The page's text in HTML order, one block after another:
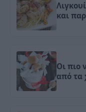
και
Οι πιο
από τα